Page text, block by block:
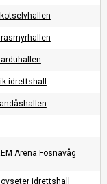
idrettshall
Arena Fosnavåg
idrettshall